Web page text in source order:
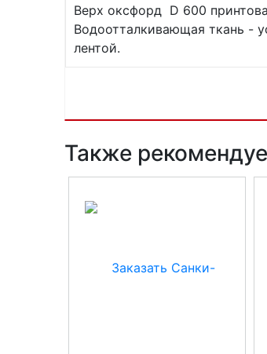
Верх оксфорд D 600
Водоотталкивающая ткань -
лентой.
Также